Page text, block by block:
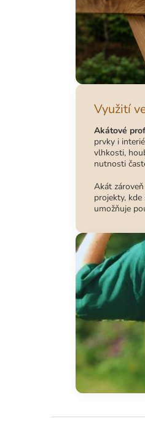
Využití
Akátové
prvky i
vlhkosti,
nutnosti
Akát
projekty,
umožňuje